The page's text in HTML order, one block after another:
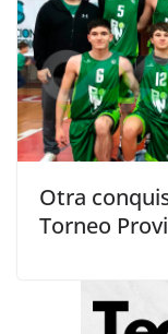
Otra
Torneo